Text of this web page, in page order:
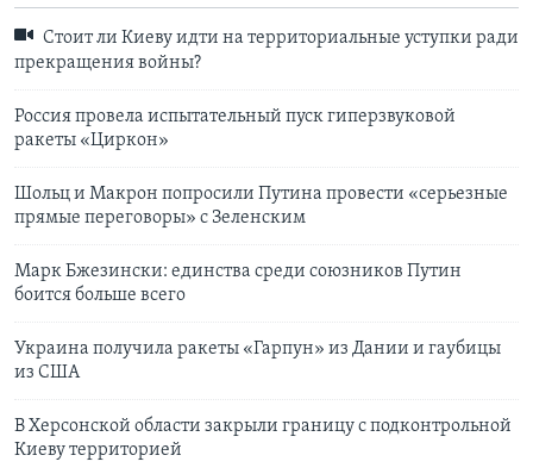
Стоит ли Киеву идти на территориальные уступки ради
прекращения войны?
Россия провела испытательный пуск гиперзвуковой
ракеты «Циркон»
Шольц и Макрон попросили Путина провести «серьезные
прямые переговоры» с Зеленским
Марк Бжезински: единства среди союзников Путин
боится больше всего
Украина получила ракеты «Гарпун» из Дании и гаубицы
из США
В Херсонской области закрыли границу с подконтрольной
Киеву территорией